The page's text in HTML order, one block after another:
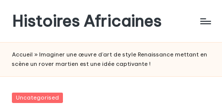
Histoires Africaines
Accueil » Imaginer une œuvre d’art de style Renaissance mettant en
scène un rover martien est une idée captivante !
Posted
Uncategorised